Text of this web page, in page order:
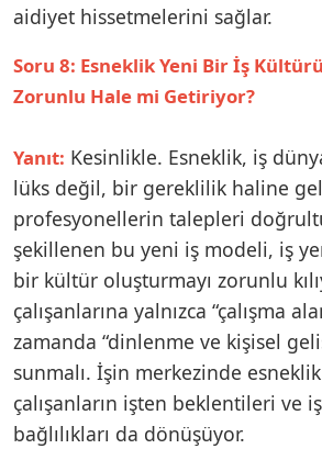
aidiyet hissetmelerini sağlar.
Soru 8: Esneklik Yeni Bir İş
Zorunlu Hale mi Getiriyor?
Yanıt: Kesinlikle. Esneklik, iş
lüks değil, bir gereklilik haline
profesyonellerin talepleri
şekillenen bu yeni iş modeli, iş
bir kültür oluşturmayı zorunlu
çalışanlarına yalnızca “çalışma
zamanda “dinlenme ve kişisel
sunmalı. İşin merkezinde
çalışanların işten beklentileri ve
bağlılıkları da dönüşüyor.